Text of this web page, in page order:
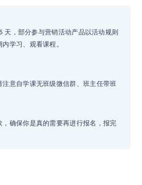
天，部分参与营销活动产品以活动规则
学习、观看课程。
意自学课无班级微信群、班主任带班
确保你是真的需要再进行报名，报完